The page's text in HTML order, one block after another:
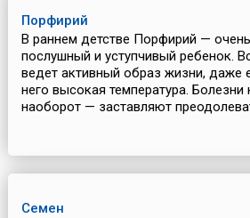
Порфирий
В раннем детстве Порфирий —
послушный и уступчивый ребенок.
ведет активный образ жизни, даже
него высокая температура. Болезни
наоборот — заставляют
Семен